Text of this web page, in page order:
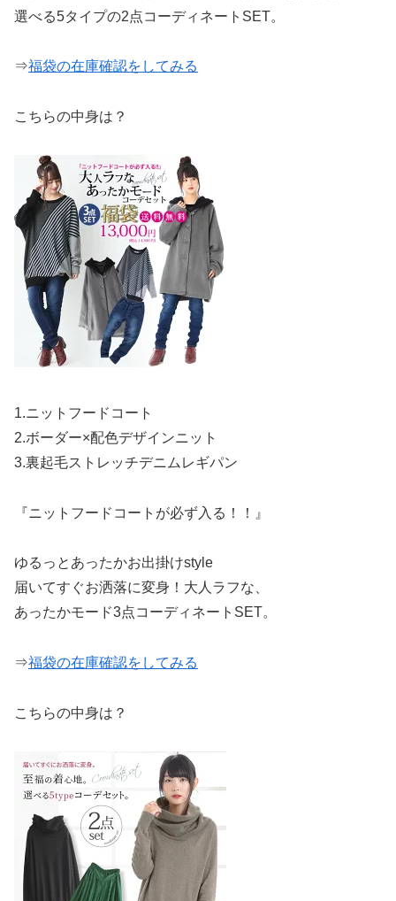
選べる5タイプの2点コーディネートSET。
⇒福袋の在庫確認をしてみる
こちらの中身は？
1.ニットフードコート
2.ボーダー×配色デザインニット
3.裏起毛ストレッチデニムレギパン
『ニットフードコートが必ず入る！！』
ゆるっとあったかお出掛けstyle
届いてすぐお洒落に変身！大人ラフな、
あったかモード3点コーディネートSET。
⇒福袋の在庫確認をしてみる
こちらの中身は？